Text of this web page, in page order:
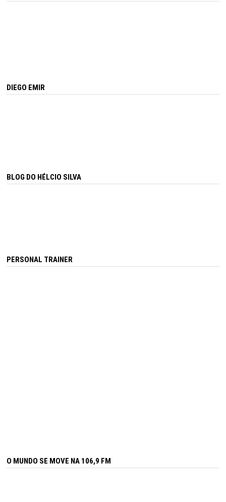
DIEGO EMIR
BLOG DO HÉLCIO SILVA
PERSONAL TRAINER
O MUNDO SE MOVE NA 106,9 FM